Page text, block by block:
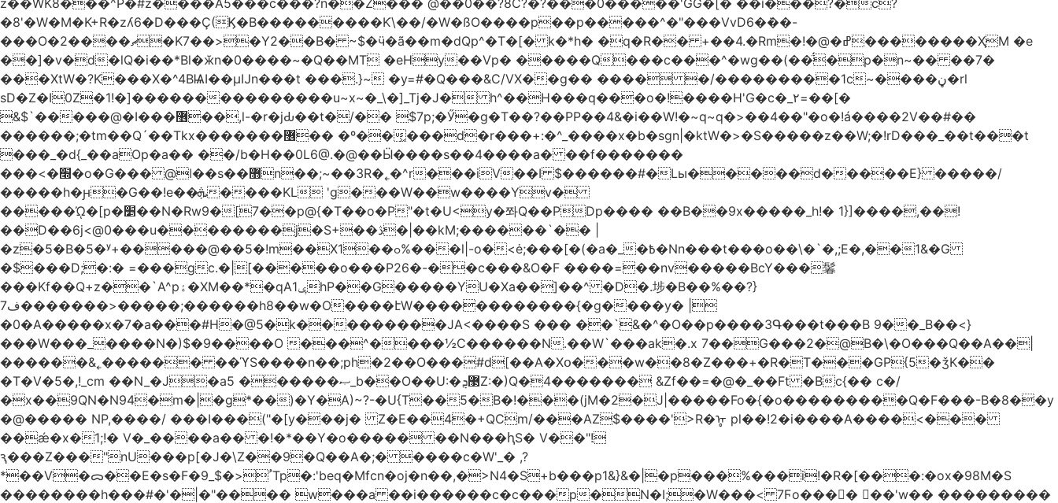
z��WK8���^P�#z����A5���c���?n��Z��� @��0��?8C?�?���0�����'GG�[� ��ǐ���?�ċ?
�8'�W�M�K+R�zʎ6�D���Ç(Ϗ�B���������Ƙ\��/�W�ßO����p��p�����^�"���VvD6�݁��-
���O�2����ޗ�K7��>�Y2��B� ~$�ӵ�ã��m�dQp^�T�[� k�*h� �q�R�� +��4.�Rm�!�@�ߝ��������ҲM �e
̎��]�v�d�lQ�i��*Bl�ӂn�0����~�Q��MT �eHy��Vp� �����Q���c���^�wg��(��̈́�p�n~�� ��7�
���XtW�?K���X�^4BѨI��μĲn���t ���.}~ �y=#�Q���&C/VX��g�� ���� �/���������1c~����ڼ�rl
sD�Z�I0Z�1!�]���������������u~x~�_\�]_Tj�J� h^��H���q���o�!����H'G�c�_٢=��[�
&$`�����@�Ӏ���޶��,l-�r�jԂ��t�/�� $7p;�Ӳ�g�T��?��PP��4&�i��W!�~q~q�>��4��"�o�!á����2V��#��
������;�tm��Q´��Tkx�������޶�� �º��͖���d�r���+:�^_����x�b�sgn|�ktW�>�S�����z��W;�!rD���_��t���t
���_�d{_��aOp�a�� ��/b�H��0L6@.�@��Ӹ����s��4����a� ��f�������
���<�׭�o�G��� @ǀ��s��޻n��;~��3R�˿�^r���iV��I $������#�Lы�����d�����E} �����/
�����h�ԩ�G��!e��ܞ����KL 'g���W��w����Yv�
�����ᾨ�[p�׵��N�Rw9�[7��p@{�T��o�P"�t�U<y�쫘Q��PDp���� ��B��9x�����_h!� 1}]����,��!
��D��6j<@0���u��������j�S+��ڎ�|��kM;������`�� |
�z�5�B�5�ʸ+�����@��5�!m��X1��ߋ%���l|-o�<ė;���[�(�a�_�߿�Nn���t���o��\�`�,;E�,��1&�G
�$���D;�:� =���gc.�|[�����ο���P26�-��c���&O�F ����=��nv�����BcY���鬊
���Kf��Q+z��`A^pۀ�XM��*�qAݷ1hP��G�����YU�Xa��]��^ �D�.埗�B��%��?}
ف7�������>�����;������h8��w�O����էW������������{�g����y� |
�0�A�����x�7�a���#H�@5�k���������JA<����S ��� ��`&�^�O��p����3Գ���t���B 9��_B��<}
���W���_����N�)$�9����O ���^����½C������N.��W`���ak�.x 7��G���2�@B�\�O���Q��A��|
������&˿������ ��ϓS����n��;ph�2��O���#d[��A�Xօ���w��8�Z���+�R�T���GP{5�ǯK��
�T�V�5�,!_cm ��N_�J�a5 ������ޞ_b��O��U:�޳ܯZ:�)Q�4������� &Zf��=�@�_��Ft �Bc{�� c�/
�x��9QN�N94�m�|�g*��)�Y�A)~?-�U{T��5�B�!���(jM�2�J|�����Fo�{�o���������Q�F���-B�8��y
�@����� NP,����/ ���I���("�[y���j� Z�E��4�+QCm/���AZ$����'>R�ᡎ pl��!2�i����A����<���
��ǽ�x�1;!� V�_����a�� �!�*��Y�o����� ��N���ԧS� V��"!
ԇ���Z���"nU���p[�J�\Z��9�Q��A�;� ����c�W'_� ,?
*��V�ᯅ��E�s�F�ﹸ<�$_9Tp�:'beq�Mfcn�oj�n��,�>N4�S+b���p1&}&�|�p���%���i!�R�[���:�ox�98M�S
��������h���#�'�|�"���� w���a ��i������c�c���p�N�I;�W���< 7Ϝo���� ��'w�� ���������